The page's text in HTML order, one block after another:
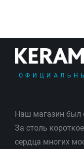
Наш магазин был
За столь
сердца многих